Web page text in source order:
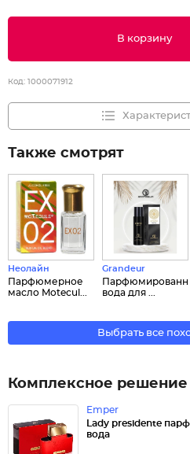
В корзину
Код: 1000071912
Также смотрят
Неолайн
Парфюмерное
масло Motecul...
Grandeur
вода для ...
Выбрать все
Комплексное решение
Emper
Lady presidente
вода